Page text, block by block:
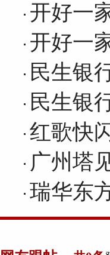
开好一
开好一
民生银
民生银
红歌快
广州塔
瑞华东